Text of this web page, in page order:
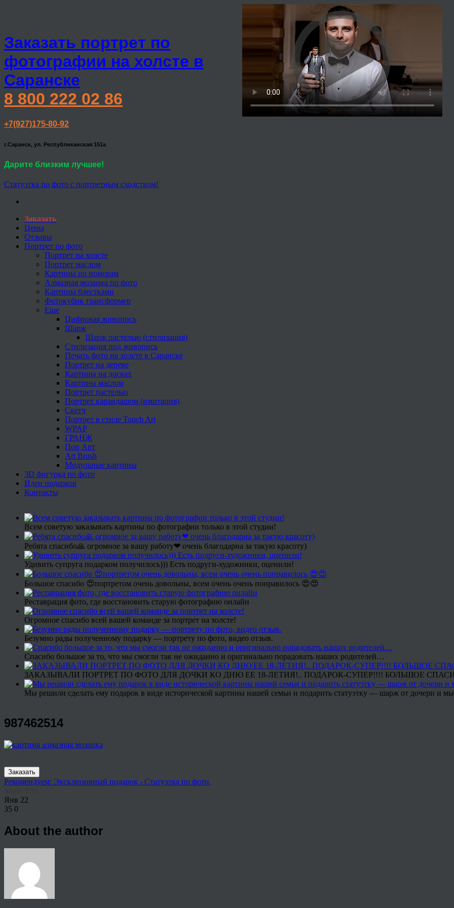
Заказать портрет по
фотографии на холсте в
Саранске
8 800 222 02 86
+7(927)175-80-92
г.Саранск, ул. Республиканская 151а
Дарите близким лучшее!
Статуэтка по фото с портретным сходством!
Заказать
Цены
Отзывы
Портрет по фото
Портрет на холсте
Портрет маслом
Картины по номерам
Алмазная мозаика по фото
Картины блестками
Фотокубик трансформер
Еще
Цифровая живопись
Шарж
Шарж пастелью (стилизация)
Стилизация под живопись
Печать фото на холсте в Саранске
Портрет на дереве
Картины на досках
Картины маслом
Портрет пастелью
Портрет карандашом (имитация)
Скетч
Портрет в стиле Touch Art
WPAP
ГРАНЖ
Поп Арт
Art Brush
Модульные картины
3D фигурка по фото
Идеи подарков
Контакты
Всем советую заказывать картины по фотографии только в этой студии!
Ребята спасибо🙏 огромное за вашу работу❤ очень благодарна за такую красоту)
Удивить супруга подарком получилось))) Есть подруги-художники, оценили!
Большое спасибо 😍портретом очень довольны, всем очень очень понравилось 😍😍
Реставрация фото, где восстановить старую фотографию онлайн
Огромное спасибо всей вашей команде за портрет на холсте!
Безумно рады полученному подарку — портрету по фото, видео отзыв.
Спасибо большое за то, что мы смогли так не ожиданно и оригинально порадовать наших родителей…
ЗАКАЗЫВАЛИ ПОРТРЕТ ПО ФОТО ДЛЯ ДОЧКИ КО ДНЮ ЕЕ 18-ЛЕТИЯ!.. ПОДАРОК-СУПЕР!!!! БОЛЬШОЕ
Мы решили сделать ему подарок в виде исторической картины нашей семьи и подарить статуэтку — шарж от дочери и
987462514
Заказать
Рекомендуем: Эксклюзивный подарок - Статуэтка по фото.
Янв 22
35 0
About the author